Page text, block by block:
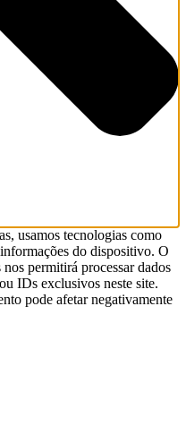
usamos tecnologias como
do dispositivo. O
permitirá processar dados
IDs exclusivos neste site.
pode afetar negativamente